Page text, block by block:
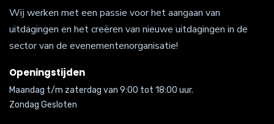
Wij werken met een passie voor het aangaan van
uitdagingen en het creëren van nieuwe uitdagingen in de
sector van de evenementenorganisatie!
Openingstijden
Maandag t/m zaterdag van 9:00 tot 18:00 uur.
Zondag Gesloten